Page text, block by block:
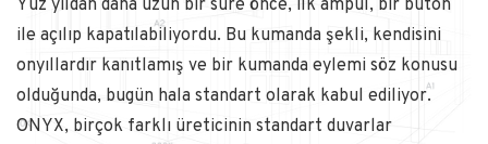
Yüz yıldan daha uzun bir süre önce, ilk ampul, bir buton
ile açılıp kapatılabiliyordu. Bu kumanda şekli, kendisini
onyıllardır kanıtlamış ve bir kumanda eylemi söz konusu
olduğunda, bugün hala standart olarak kabul ediliyor.
ONYX, birçok farklı üreticinin standart duvarlar